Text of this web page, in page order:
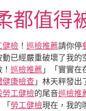
都值得
健檢 ！ 巡檢推薦請你停
已經嚴重破壞了我的
巡檢推薦 」「實實在
健康檢查 」林天秤發出
勞工健檢的尾音巡檢推
勞工健檢現在，我的